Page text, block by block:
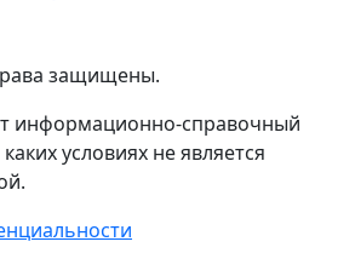
защищены.
информационно-справочный
условиях не является